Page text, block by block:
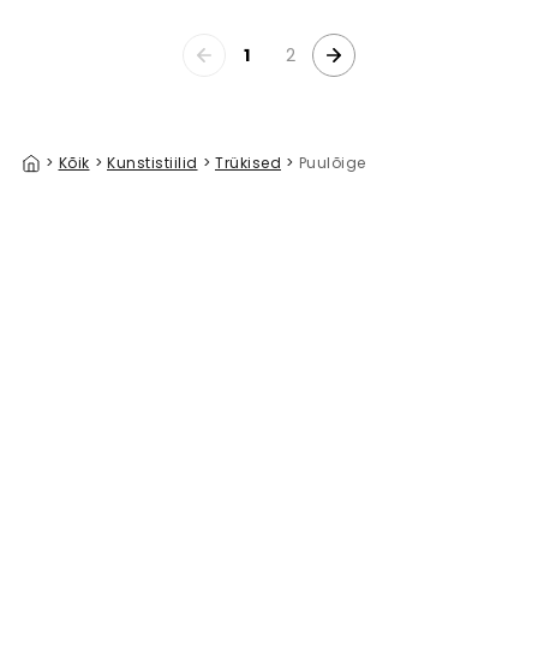
1 2
> Kõik > Kunstistiilid > Trükised > Puulõige